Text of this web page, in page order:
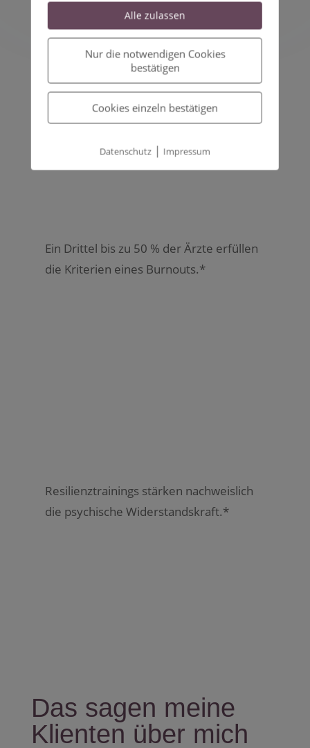
Der Beruf des Arztes gehört zu den
besonders gesundheitsgefährdenden
Tätigkeiten.*
Ein Drittel bis zu 50 % der Ärzte erfüllen
die Kriterien eines Burnouts.*
Resilienztrainings stärken nachweislich
die psychische Widerstandskraft.*
Das sagen meine
Klienten über mich
Alle zulassen
Nur die notwendigen Cookies
bestätigen
Cookies einzeln bestätigen
Datenschutz| Impressum